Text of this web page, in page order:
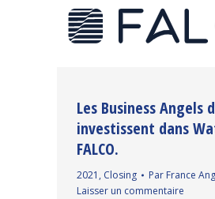
Les Business Angels
investissent dans
FALCO.
2021, Closing Par France
Laisser un commentaire